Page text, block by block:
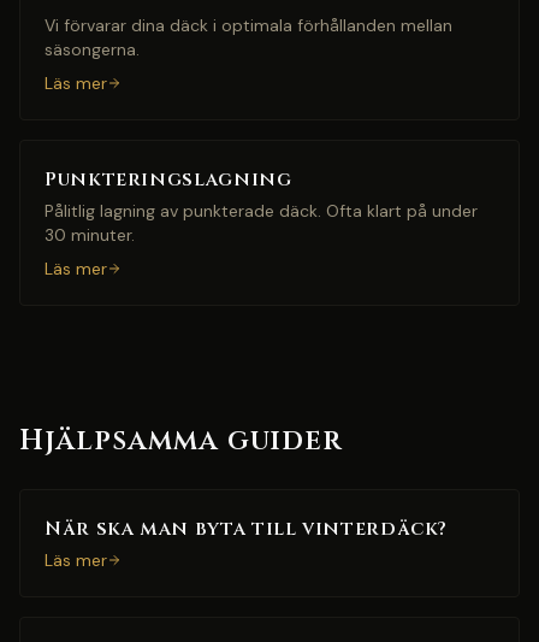
Vi förvarar dina däck i optimala förhållanden mellan
säsongerna.
Läs mer
Punkteringslagning
Pålitlig lagning av punkterade däck. Ofta klart på under
30 minuter.
Läs mer
Hjälpsamma guider
När ska man byta till vinterdäck?
Läs mer